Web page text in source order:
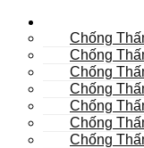
Chống
Chống
Chống
Chống
Chống
Chống
Chống